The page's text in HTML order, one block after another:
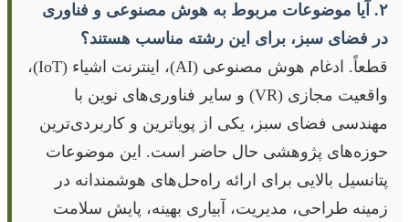
۲. آیا موضوعات مربوط به هوش مصنوعی و فناوری
در فضای سبز، برای این رشته مناسب هستند؟
قطعاً. ادغام هوش مصنوعی (AI)، اینترنت اشیاء (IoT)،
واقعیت مجازی (VR) و سایر فناوری‌های نوین با
مهندسی فضای سبز، یکی از پویاترین و کاربردی‌ترین
حوزه‌های پژوهشی حال حاضر است. این موضوعات
پتانسیل بالایی برای ارائه راه‌حل‌های هوشمندانه در
زمینه طراحی، مدیریت، آبیاری بهینه، پایش سلامت